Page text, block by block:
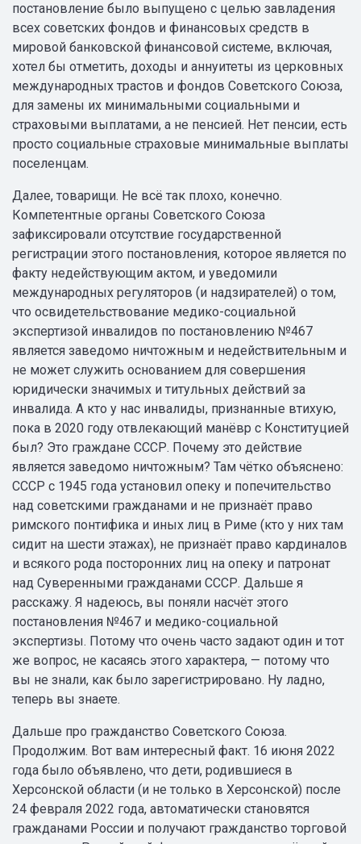
постановление было выпущено с целью завладения
всех советских фондов и финансовых средств в
мировой банковской финансовой системе, включая,
хотел бы отметить, доходы и аннуитеты из церковных
международных трастов и фондов Советского Союза,
для замены их минимальными социальными и
страховыми выплатами, а не пенсией. Нет пенсии, есть
просто социальные страховые минимальные выплаты
поселенцам.
Далее, товарищи. Не всё так плохо, конечно.
Компетентные органы Советского Союза
зафиксировали отсутствие государственной
регистрации этого постановления, которое является по
факту недействующим актом, и уведомили
международных регуляторов (и надзирателей) о том,
что освидетельствование медико-социальной
экспертизой инвалидов по постановлению №467
является заведомо ничтожным и недействительным и
не может служить основанием для совершения
юридически значимых и титульных действий за
инвалида. А кто у нас инвалиды, признанные втихую,
пока в 2020 году отвлекающий манёвр с Конституцией
был? Это граждане СССР. Почему это действие
является заведомо ничтожным? Там чётко объяснено:
СССР с 1945 года установил опеку и попечительство
над советскими гражданами и не признаёт право
римского понтифика и иных лиц в Риме (кто у них там
сидит на шести этажах), не признаёт право кардиналов
и всякого рода посторонних лиц на опеку и патронат
над Суверенными гражданами СССР. Дальше я
расскажу. Я надеюсь, вы поняли насчёт этого
постановления №467 и медико-социальной
экспертизы. Потому что очень часто задают один и тот
же вопрос, не касаясь этого характера, — потому что
вы не знали, как было зарегистрировано. Ну ладно,
теперь вы знаете.
Дальше про гражданство Советского Союза.
Продолжим. Вот вам интересный факт. 16 июня 2022
года было объявлено, что дети, родившиеся в
Херсонской области (и не только в Херсонской) после
24 февраля 2022 года, автоматически становятся
гражданами России и получают гражданство торговой